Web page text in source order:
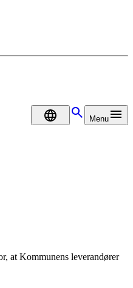
DA Menu
at Kommunens leverandører